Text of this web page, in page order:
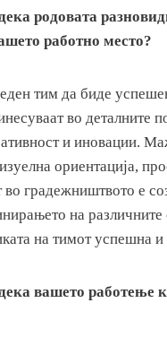
родовата
работно место?
тим да биде
во деталните
и иновации.
ориентација,
градежништвото е
на различните
на тимот успешна
вашето работење